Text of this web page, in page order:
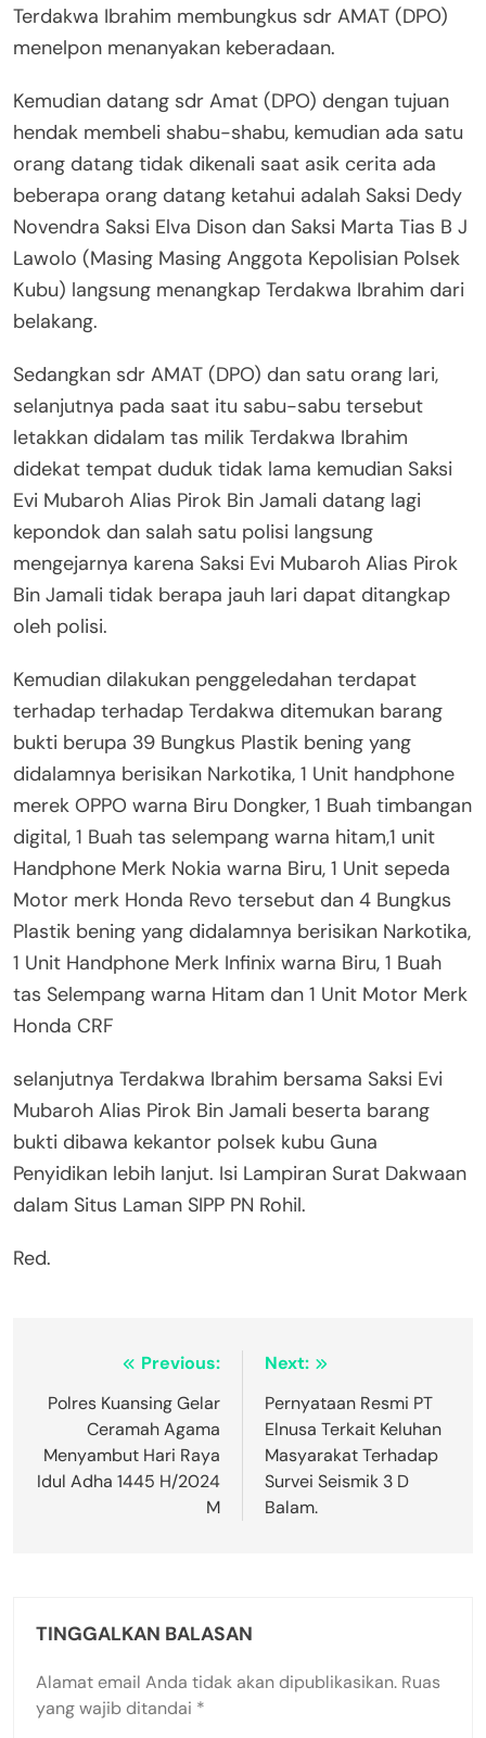
Terdakwa Ibrahim membungkus sdr AMAT (DPO)
menelpon menanyakan keberadaan.
Kemudian datang sdr Amat (DPO) dengan tujuan
hendak membeli shabu-shabu, kemudian ada satu
orang datang tidak dikenali saat asik cerita ada
beberapa orang datang ketahui adalah Saksi Dedy
Novendra Saksi Elva Dison dan Saksi Marta Tias B J
Lawolo (Masing Masing Anggota Kepolisian Polsek
Kubu) langsung menangkap Terdakwa Ibrahim dari
belakang.
Sedangkan sdr AMAT (DPO) dan satu orang lari,
selanjutnya pada saat itu sabu-sabu tersebut
letakkan didalam tas milik Terdakwa Ibrahim
didekat tempat duduk tidak lama kemudian Saksi
Evi Mubaroh Alias Pirok Bin Jamali datang lagi
kepondok dan salah satu polisi langsung
mengejarnya karena Saksi Evi Mubaroh Alias Pirok
Bin Jamali tidak berapa jauh lari dapat ditangkap
oleh polisi.
Kemudian dilakukan penggeledahan terdapat
terhadap terhadap Terdakwa ditemukan barang
bukti berupa 39 Bungkus Plastik bening yang
didalamnya berisikan Narkotika, 1 Unit handphone
merek OPPO warna Biru Dongker, 1 Buah timbangan
digital, 1 Buah tas selempang warna hitam,1 unit
Handphone Merk Nokia warna Biru, 1 Unit sepeda
Motor merk Honda Revo tersebut dan 4 Bungkus
Plastik bening yang didalamnya berisikan Narkotika,
1 Unit Handphone Merk Infinix warna Biru, 1 Buah
tas Selempang warna Hitam dan 1 Unit Motor Merk
Honda CRF
selanjutnya Terdakwa Ibrahim bersama Saksi Evi
Mubaroh Alias Pirok Bin Jamali beserta barang
bukti dibawa kekantor polsek kubu Guna
Penyidikan lebih lanjut. Isi Lampiran Surat Dakwaan
dalam Situs Laman SIPP PN Rohil.
Red.
Navigasi
pos
Previous:
Polres Kuansing Gelar
Ceramah Agama
Menyambut Hari Raya
Idul Adha 1445 H/2024
M
Next:
Pernyataan Resmi PT
Elnusa Terkait Keluhan
Masyarakat Terhadap
Survei Seismik 3 D
Balam.
TINGGALKAN BALASAN
Alamat email Anda tidak akan dipublikasikan. Ruas
yang wajib ditandai *